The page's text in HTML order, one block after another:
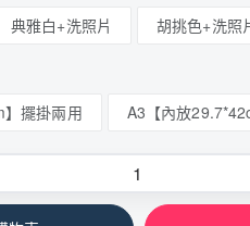
典雅白+洗照片 胡挑色+洗照
擺掛兩用 A3【內放